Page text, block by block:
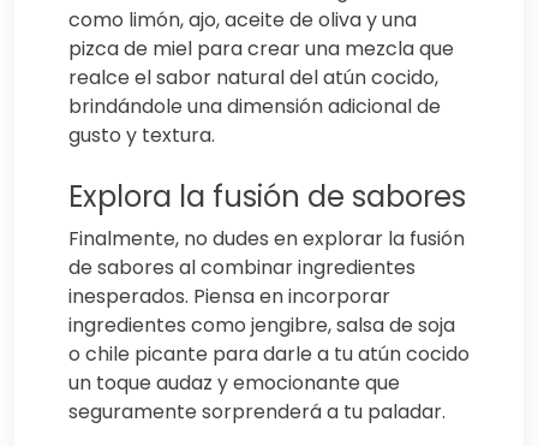
como limón, ajo, aceite de oliva y una
pizca de miel para crear una mezcla que
realce el sabor natural del atún cocido,
brindándole una dimensión adicional de
gusto y textura.
Explora la fusión de sabores
Finalmente, no dudes en explorar la fusión
de sabores al combinar ingredientes
inesperados. Piensa en incorporar
ingredientes como jengibre, salsa de soja
o chile picante para darle a tu atún cocido
un toque audaz y emocionante que
seguramente sorprenderá a tu paladar.